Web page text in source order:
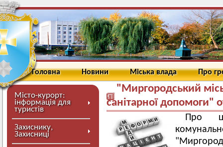
Головна Новини Міська влада Про
Місто-курорт:
інформація для
туристів
Захиснику,
Захисниці
"Миргородський
санітарної допомоги"
Про